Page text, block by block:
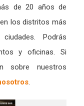
de 20 años de
los distritos más
Podrás
y oficinas. Si
sobre nuestros
.